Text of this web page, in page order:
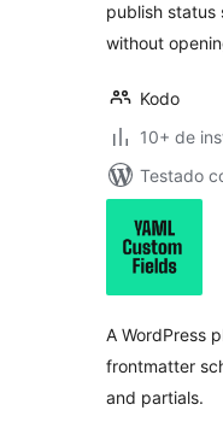
publish
without
Kodo
10+ de
Testado
A WordPress
frontmatter
and partials.